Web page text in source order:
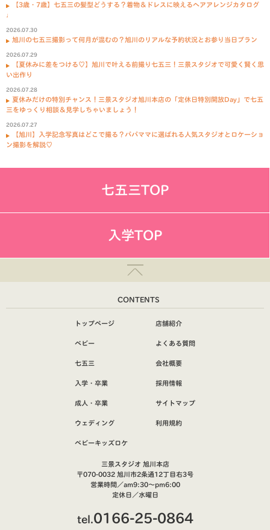
【3歳・7歳】七五三の髪型どうする？着物＆ドレスに映えるヘアアレンジカタログ
♩
2026.07.30
旭川の七五三撮影って何月が混むの？旭川のリアルな予約状況とお参り当日プラン
2026.07.29
【夏休みに差をつける♡】旭川で叶える前撮り七五三！三景スタジオで可愛く賢く思
い出作り
2026.07.28
夏休みだけの特別チャンス！三景スタジオ旭川本店の「定休日特別開放Day」で七五
三をゆっくり相談＆見学しちゃいましょう！
2026.07.27
【旭川】入学記念写真はどこで撮る？パパママに選ばれる人気スタジオとロケーショ
ン撮影を解説♡
七五三TOP
入学TOP
CONTENTS
トップページ
ベビー
七五三
入学・卒業
成人・卒業
ウェディング
ベビーキッズロケ
店舗紹介
よくある質問
会社概要
採用情報
サイトマップ
利用規約
三景スタジオ 旭川本店
〒070-0032 旭川市2条通12丁目右3号
営業時間／am9:30～pm6:00
定休日／水曜日
tel. 0166-25-0864